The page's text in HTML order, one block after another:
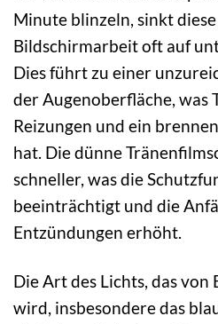
Minute blinzeln, sinkt
Bildschirmarbeit oft auf
Dies führt zu einer
der Augenoberfläche, was
Reizungen und ein
hat. Die dünne
schneller, was die
beeinträchtigt und die
Entzündungen erhöht.
Die Art des Lichts, das
wird, insbesondere das